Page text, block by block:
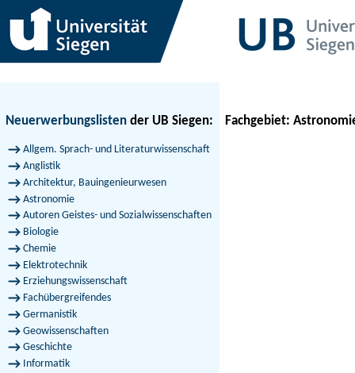
Neuerwerbungslisten der UB Siegen:
Allgem. Sprach- und Literaturwissenschaft
Anglistik
Architektur, Bauingenieurwesen
Astronomie
Autoren Geistes- und Sozialwissenschaften
Biologie
Chemie
Elektrotechnik
Erziehungswissenschaft
Fachübergreifendes
Germanistik
Geowissenschaften
Geschichte
Informatik
Fachgebiet: